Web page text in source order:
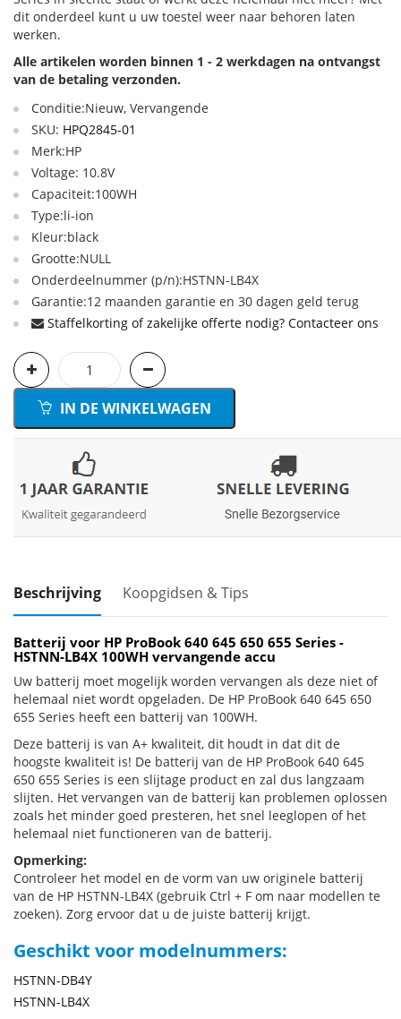
dit onderdeel kunt u uw toestel weer naar behoren laten
werken.
Alle artikelen worden binnen 1 - 2 werkdagen na ontvangst
van de betaling verzonden.
Conditie:Nieuw, Vervangende
SKU: HPQ2845-01
Merk:HP
Voltage: 10.8V
Capaciteit:100WH
Type:li-ion
Kleur:black
Grootte:NULL
Onderdeelnummer (p/n):HSTNN-LB4X
Garantie:12 maanden garantie en 30 dagen geld terug
Staffelkorting of zakelijke offerte nodig? Contacteer ons
IN DE WINKELWAGEN
Beschrijving Koopgidsen & Tips
Batterij voor HP ProBook 640 645 650 655 Series -
HSTNN-LB4X 100WH vervangende accu
Uw batterij moet mogelijk worden vervangen als deze niet of
helemaal niet wordt opgeladen. De HP ProBook 640 645 650
655 Series heeft een batterij van 100WH.
Deze batterij is van A+ kwaliteit, dit houdt in dat dit de
hoogste kwaliteit is! De batterij van de HP ProBook 640 645
650 655 Series is een slijtage product en zal dus langzaam
slijten. Het vervangen van de batterij kan problemen oplossen
zoals het minder goed presteren, het snel leeglopen of het
helemaal niet functioneren van de batterij.
Opmerking:
Controleer het model en de vorm van uw originele batterij
van de HP HSTNN-LB4X (gebruik Ctrl + F om naar modellen te
zoeken). Zorg ervoor dat u de juiste batterij krijgt.
Geschikt voor modelnummers:
HSTNN-DB4Y
HSTNN-LB4X